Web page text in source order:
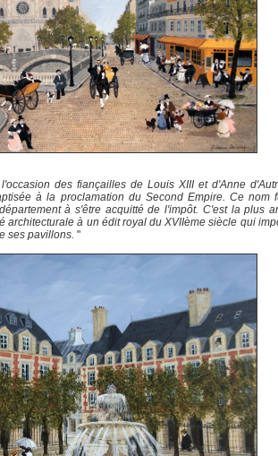
des fiançailles de Louis XIII et d'Anne
à la proclamation du Second Empire. Ce nom
à s'être acquitté de l'impôt. C'est la plus
architecturale à un édit royal du XVIIème siècle qui
ses pavillons. "